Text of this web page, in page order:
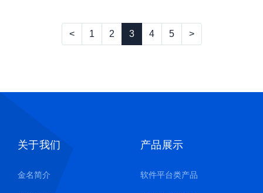
< 1 2 3 4 5 >
关于我们
金名简介
产品展示
软件平台类产品